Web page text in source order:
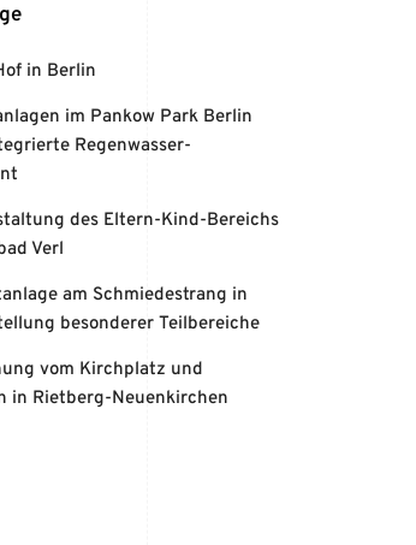
in Berlin
im Pankow Park Berlin
Regenwasser-
des Eltern-Kind-Bereichs
Verl
am Schmiedestrang in
besonderer Teilbereiche
vom Kirchplatz und
in Rietberg-Neuenkirchen